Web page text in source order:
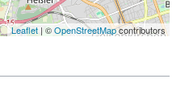
Leaflet | ©OpenStreetMapcontributors